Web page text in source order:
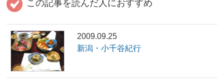
この記事を読んだ人におすすめ
2009.09.25
新潟・小千谷紀行